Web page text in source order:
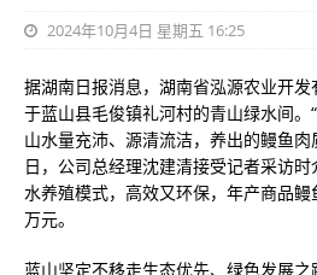
2024年10月4日 星期五 16:25
据湖南日报消息，湖南省泓源农业开
于蓝山县毛俊镇礼河村的青山绿水间
山水量充沛、源清流洁，养出的鳗鱼
日，公司总经理沈建清接受记者采访
水养殖模式，高效又环保，年产商品
万元。
蓝山坚定不移走生态优先、绿色发展